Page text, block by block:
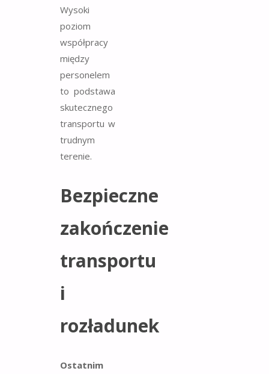
Wysoki
poziom
współpracy
między
personelem
to podstawa
skutecznego
transportu w
trudnym
terenie.
Bezpieczne
zakończenie
transportu
i
rozładunek
Ostatnim